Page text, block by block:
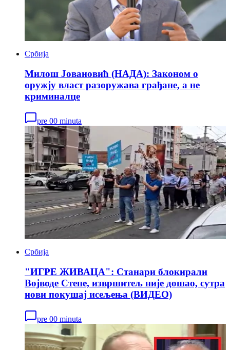
Србија
Милош Јовановић (НАДА): Законом о
оружју власт разоружава грађане, а не
криминалце
pre 00 minuta
Србија
"ИГРЕ ЖИВАЦА": Станари блокирали
Војводе Степе, извршитељ није дошао, сутра
нови покушај исељења (ВИДЕО)
pre 00 minuta